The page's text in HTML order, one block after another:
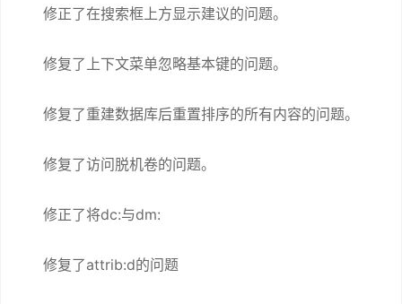
修正了在搜索框上方显示建议的问题。
修复了上下文菜单忽略基本键的问题。
修复了重建数据库后重置排序的所有内容的问题。
修复了访问脱机卷的问题。
修正了将dc:与dm:
修复了attrib:d的问题